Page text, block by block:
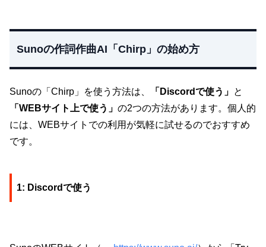
Sunoの作詞作曲AI「Chirp」の始め方
Sunoの「Chirp」を使う方法は、 「Discordで使う」 と
「WEBサイト上で使う」 の2つの方法があります。個人的
には、WEBサイトでの利用が気軽に試せるのでおすすめ
です。
1: Discordで使う